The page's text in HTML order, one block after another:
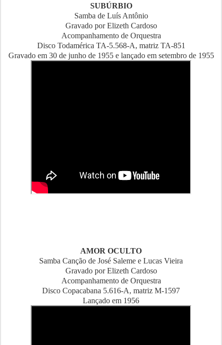
SUBÚRBIO
Samba de Luís Antônio
Gravado por Elizeth Cardoso
Acompanhamento de Orquestra
Disco Todamérica TA-5.568-A, matriz TA-851
Gravado em 30 de junho de 1955 e lançado em setembro de 1955
AMOR OCULTO
Samba Canção de José Saleme e Lucas Vieira
Gravado por Elizeth Cardoso
Acompanhamento de Orquestra
Disco Copacabana 5.616-A, matriz M-1597
Lançado em 1956